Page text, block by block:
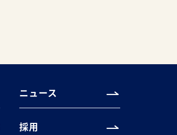
ニュース
採用